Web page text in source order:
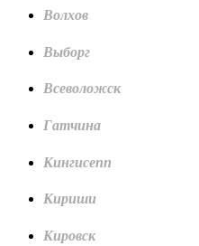
Волхов
Выборг
Всеволожск
Гатчина
Кингисепп
Кириши
Кировск